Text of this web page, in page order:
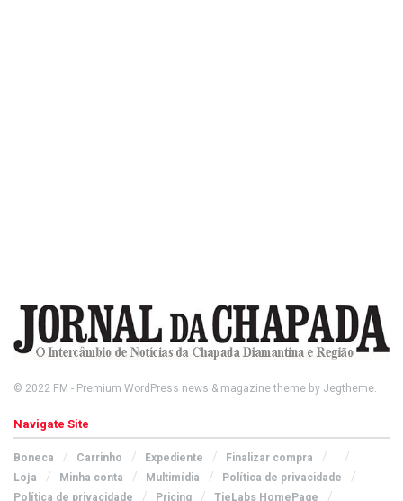
© 2022 FM - Premium WordPress news & magazine theme by Jegtheme.
Navigate Site
Boneca Carrinho Expediente
Finalizar compra
Loja
Minha conta Multimídia
Política de privacidade
Política de privacidade
Pricing TieLabs HomePage